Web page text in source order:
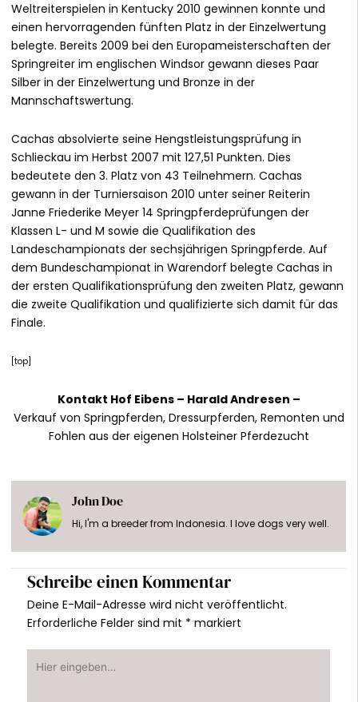
Weltreiterspielen in Kentucky 2010 gewinnen konnte und
einen hervorragenden fünften Platz in der Einzelwertung
belegte. Bereits 2009 bei den Europameisterschaften der
Springreiter im englischen Windsor gewann dieses Paar
Silber in der Einzelwertung und Bronze in der
Mannschaftswertung.
Cachas absolvierte seine Hengstleistungsprüfung in
Schlieckau im Herbst 2007 mit 127,51 Punkten. Dies
bedeutete den 3. Platz von 43 Teilnehmern. Cachas
gewann in der Turniersaison 2010 unter seiner Reiterin
Janne Friederike Meyer 14 Springpferdeprüfungen der
Klassen L- und M sowie die Qualifikation des
Landeschampionats der sechsjährigen Springpferde. Auf
dem Bundeschampionat in Warendorf belegte Cachas in
der ersten Qualifikationsprüfung den zweiten Platz, gewann
die zweite Qualifikation und qualifizierte sich damit für das
Finale.
top
Kontakt Hof Eibens – Harald Andresen –
Verkauf von Springpferden, Dressurpferden, Remonten und
Fohlen aus der eigenen Holsteiner Pferdezucht
John Doe
Hi, I'm a breeder from Indonesia. I love dogs very well.
Schreibe einen Kommentar
Deine E-Mail-Adresse wird nicht veröffentlicht.
Erforderliche Felder sind mit * markiert